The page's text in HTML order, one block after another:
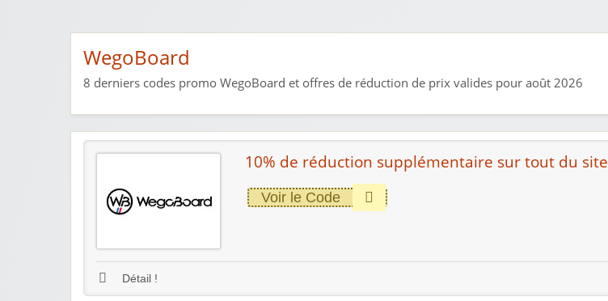
WegoBoard
8 derniers codes promo WegoBoard et offres de réduction de prix valides pour août 2026
10% de réduction supplémentaire sur tout du site
Voir le Code
Détail !